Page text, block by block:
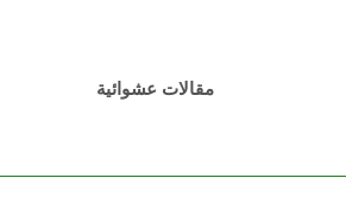
مقالات عشوائية